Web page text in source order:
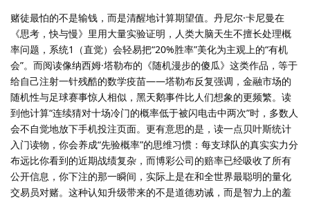
赌徒最怕的不是输钱，而是清醒地计算期望值。丹尼尔·卡尼曼在
《思考，快与慢》里用大量实验证明，人类大脑天生不擅长处理概
率问题，系统1（直觉）会轻易把“20%胜率”美化为主观上的“有机
会”。而阅读像纳西姆·塔勒布的《随机漫步的傻瓜》这类作品，等于
给自己注射一针残酷的数学疫苗——塔勒布反复强调，金融市场的
随机性与足球赛事惊人相似，黑天鹅事件比人们想象的更频繁。读
到他计算“连续猜对十场冷门的概率低于被闪电击中两次”时，多数人
会不自觉地放下手机投注页面。更有意思的是，读一点贝叶斯统计
入门读物，你会养成“先验概率”的思维习惯：每支球队的真实实力分
布远比你看到的近期战绩复杂，而博彩公司的赔率已经吸收了所有
公开信息，你下注的那一瞬间，实际上是在和全世界最聪明的量化
交易员对赌。这种认知升级带来的不是道德劝诫，而是智力上的羞